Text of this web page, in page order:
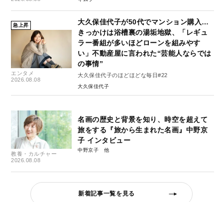
急上昇
エンタメ
2026.08.08
大久保佳代子が50代でマンション購入…
きっかけは浴槽裏の湯垢地獄、「レギュ
ラー番組が多いほどローンを組みやす
い」不動産屋に言われた“芸能人ならでは
の事情”
大久保佳代子のほどほどな毎日#22
大久保佳代子
教養・カルチャー
2026.08.08
名画の歴史と背景を知り、時空を超えて
旅をする『旅から生まれた名画』中野京
子 インタビュー
中野京子
新着記事一覧を見る